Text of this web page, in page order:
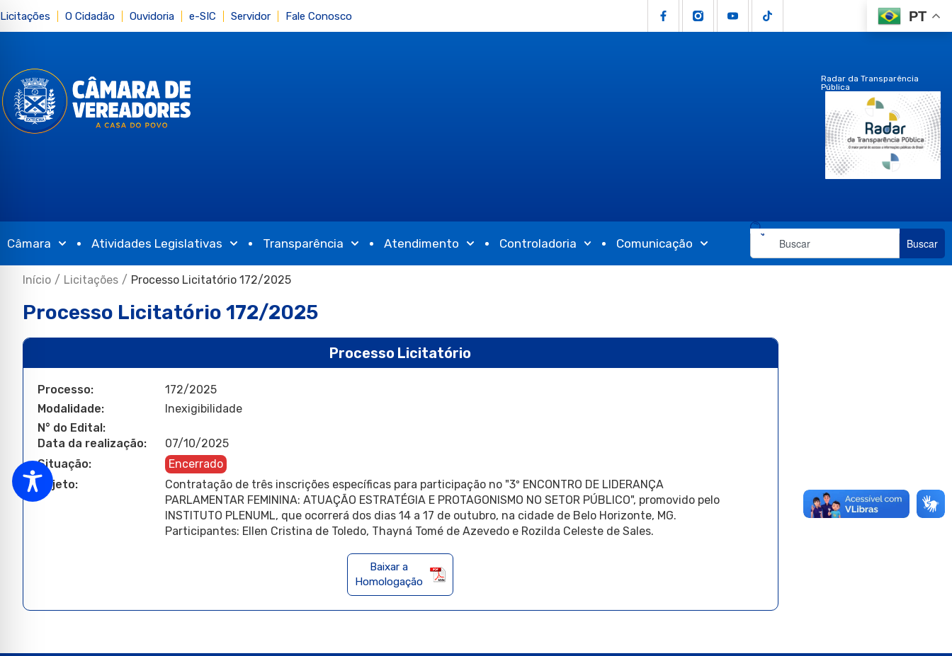
Licitações O Cidadão Ouvidoria e-SIC Servidor Fale Conosco PT
Radar da Transparência
Pública
Câmara Atividades Legislativas Transparência Atendimento Controladoria Comunicação Buscar
Início / Licitações / Processo Licitatório 172/2025
Processo Licitatório 172/2025
Processo Licitatório
Processo:
172/2025
Modalidade:
Inexigibilidade
N° do Edital:
Data da realização:
07/10/2025
Situação:
Encerrado
Objeto:
Contratação de três inscrições específicas para participação no "3º ENCONTRO DE LIDERANÇA
PARLAMENTAR FEMININA: ATUAÇÃO ESTRATÉGIA E PROTAGONISMO NO SETOR PÚBLICO", promovido pelo
INSTITUTO PLENUML, que ocorrerá dos dias 14 a 17 de outubro, na cidade de Belo Horizonte, MG.
Participantes: Ellen Cristina de Toledo, Thayná Tomé de Azevedo e Rozilda Celeste de Sales.
Baixar a
Homologação